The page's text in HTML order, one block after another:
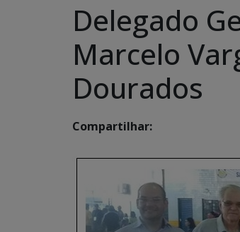
Delegado
Marcelo
Dourados
Compartilhar: